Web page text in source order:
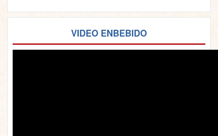
VIDEO ENBEBIDO